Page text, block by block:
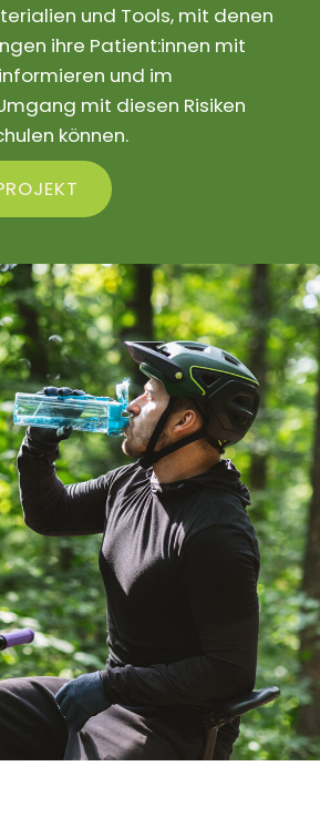
und Tools, mit denen
ihre Patient:innen mit
und im
mit diesen Risiken
können.